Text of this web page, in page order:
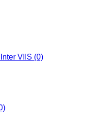
VIIS (0)